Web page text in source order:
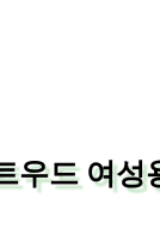
우드 여